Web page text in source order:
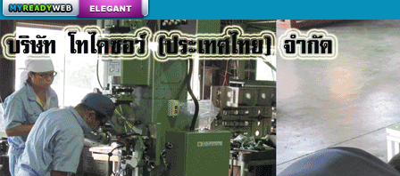
สร้างเว็บ